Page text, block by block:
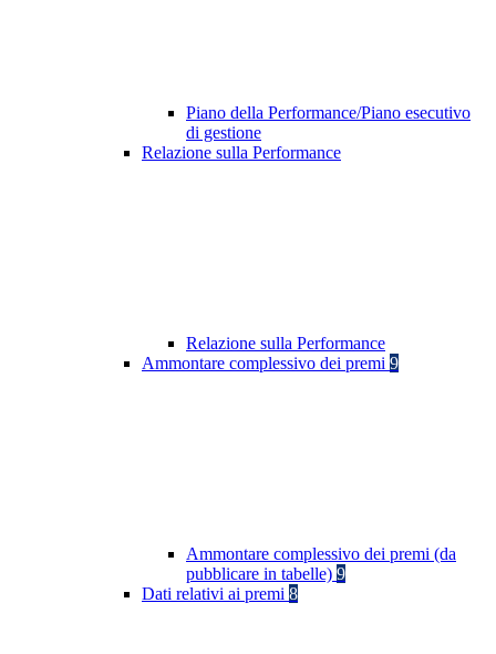
Piano della Performance/Piano esecutivo
di gestione
Relazione sulla Performance
Relazione sulla Performance
Ammontare complessivo dei premi 9
Ammontare complessivo dei premi (da
pubblicare in tabelle) 9
Dati relativi ai premi 8